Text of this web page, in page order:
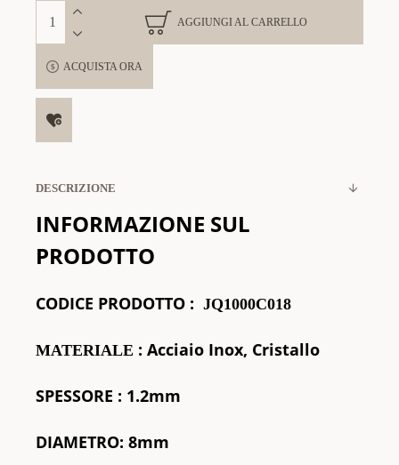
AGGIUNGI AL CARRELLO
ACQUISTA ORA
DESCRIZIONE
INFORMAZIONE SUL
PRODOTTO
CODICE PRODOTTO : JQ1000C018
MATERIALE : Acciaio Inox, Cristallo
SPESSORE : 1.2mm
DIAMETRO: 8mm